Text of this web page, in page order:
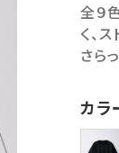
全９
く、
さら
カラ